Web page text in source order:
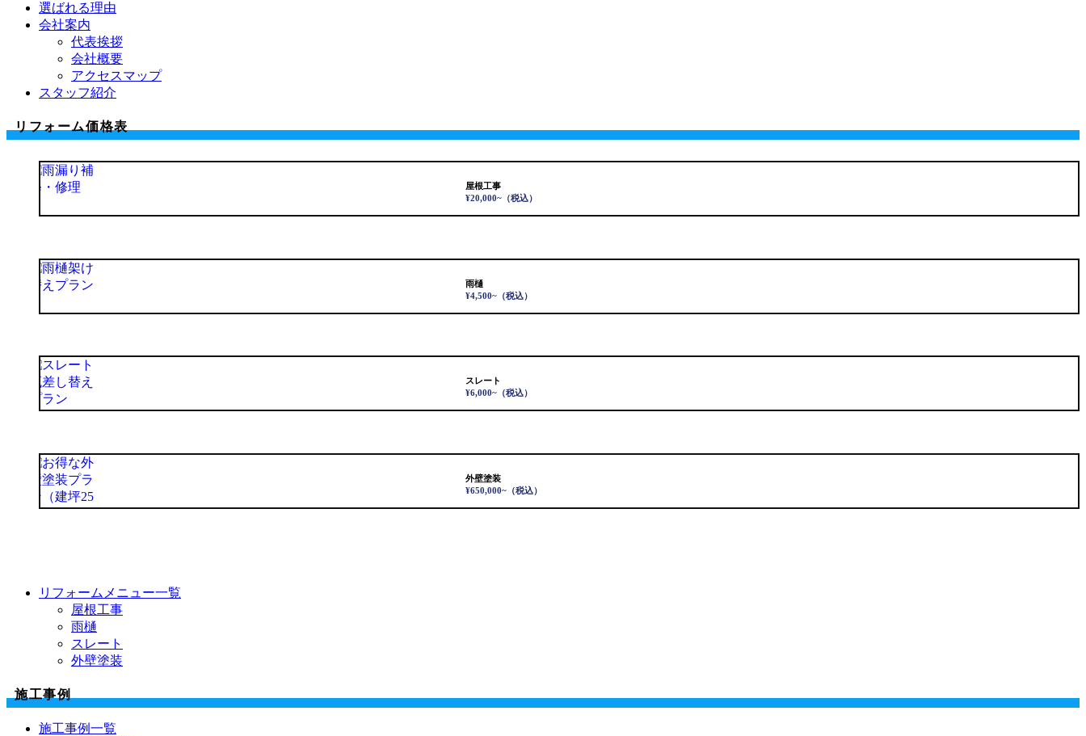
選ばれる理由
会社案内
代表挨拶
会社概要
アクセスマップ
スタッフ紹介
リフォーム価格表
屋根工事
¥20,000~ （税込）
雨樋
¥4,500~ （税込）
スレート
¥6,000~ （税込）
外壁塗装
¥650,000~ （税込）
リフォームメニュー一覧
屋根工事
雨樋
スレート
外壁塗装
施工事例
施工事例一覧